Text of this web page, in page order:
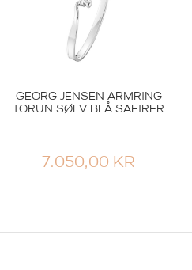
GEORG JENSEN ARMRING
TORUN SØLV BLÅ SAFIRER
7.050,00 KR